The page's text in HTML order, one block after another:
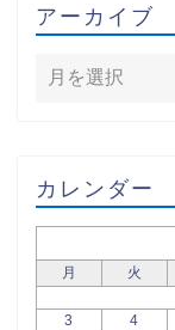
アーカイブ
カレンダー
月
火
3
4